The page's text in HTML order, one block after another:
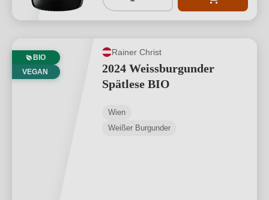
BIO
VEGAN
Rainer Christ
2024 Weissburgunder
Spätlese BIO
Wien
Weißer Burgunder